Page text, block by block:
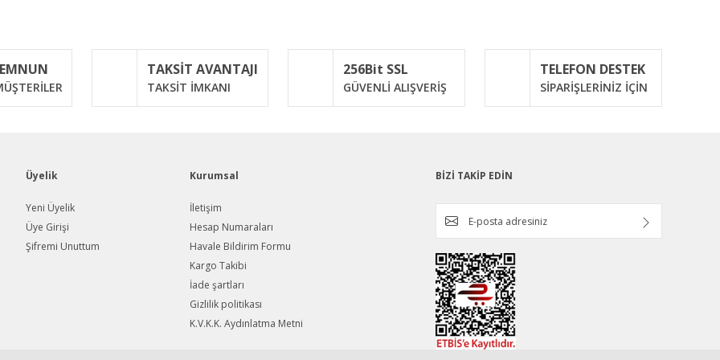
Yorum Yaz
Gönder
TAKSİT AVANTAJI
TAKSİT İMKANI
256Bit SSL
GÜVENLİ ALIŞVERİŞ
TELEFON DESTEK
SİPARİŞLERİNİZ İÇİN
Üyelik
Yeni Üyelik
Üye Girişi
Şifremi Unuttum
Kurumsal
İletişim
Hesap Numaraları
Havale Bildirim Formu
Kargo Takibi
İade şartları
Gizlilik politikası
K.V.K.K. Aydınlatma Metni
BİZİ TAKİP EDİN